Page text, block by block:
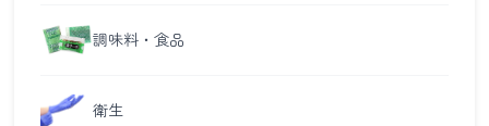
調味料・食品
衛生